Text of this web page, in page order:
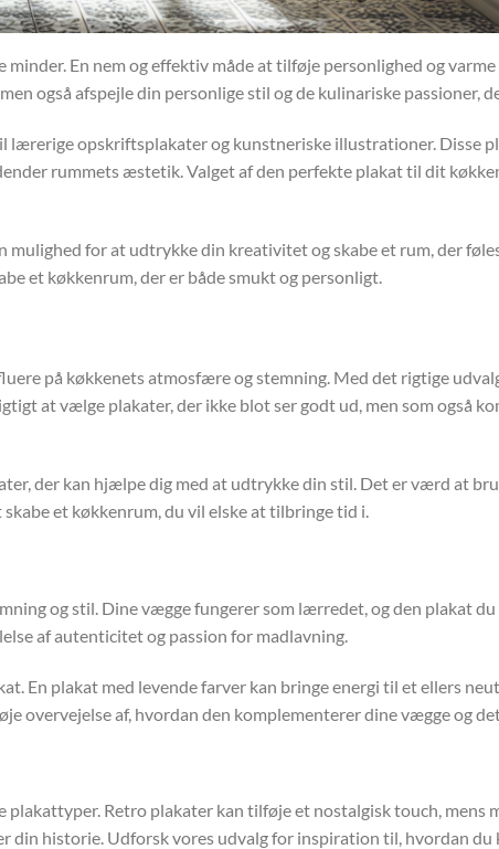
En nem og effektiv måde at tilføje personlighed og
også afspejle din personlige stil og de kulinariske passioner,
opskriftsplakater og kunstneriske illustrationer. Disse
rummets æstetik. Valget af den perfekte plakat til dit
for at udtrykke din kreativitet og skabe et rum, der
et køkkenrum, der er både smukt og personligt.
på køkkenets atmosfære og stemning. Med det rigtige
at vælge plakater, der ikke blot ser godt ud, men som også
der kan hjælpe dig med at udtrykke din stil. Det er værd at
et køkkenrum, du vil elske at tilbringe tid i.
og stil. Dine vægge fungerer som lærredet, og den plakat
af autenticitet og passion for madlavning.
En plakat med levende farver kan bringe energi til et ellers
overvejelse af, hvordan den komplementerer dine vægge og
Retro plakater kan tilføje et nostalgisk touch, mens
historie. Udforsk vores udvalg for inspiration til, hvordan